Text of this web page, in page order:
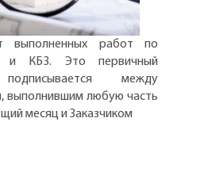
выполненных работ по
КБ3. Это первичный
между
выполнившим любую часть
месяц и Заказчиком